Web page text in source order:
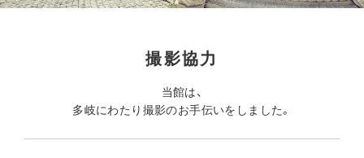
撮影協力
当館は、
多岐にわたり撮影のお手伝いをしました。